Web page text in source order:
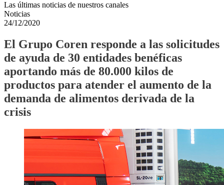
Las últimas noticias de nuestros canales
Noticias
24/12/2020
El Grupo Coren responde a las solicitudes
de ayuda de 30 entidades benéficas
aportando más de 80.000 kilos de
productos para atender el aumento de la
demanda de alimentos derivada de la
crisis